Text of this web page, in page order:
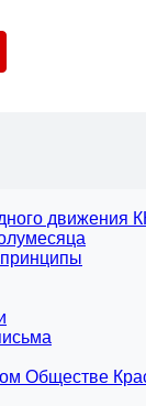
движения
Обществе